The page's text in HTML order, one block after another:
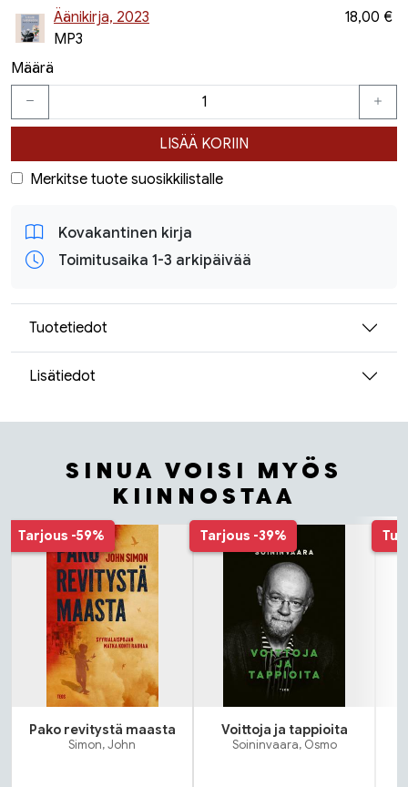
Äänikirja, 2023
MP3
18,00 €
Määrä
LISÄÄ KORIIN
Merkitse tuote suosikkilistalle
Kovakantinen kirja
Toimitusaika 1-3 arkipäivää
Tuotetiedot
Lisätiedot
SINUA VOISI MYÖS
KIINNOSTAA
Tuoteluettelon alku
Tarjous -59%
Pako revitystä maasta
Simon, John
Tarjous -39%
Voittoja ja tappioita
Soininvaara, Osmo